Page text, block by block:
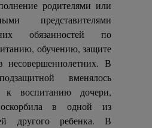
родителями или
представителями
обязанностей по
обучению, защите
несовершеннолетних. В
вменялось
к воспитанию дочери,
в одной из
другого ребенка. В